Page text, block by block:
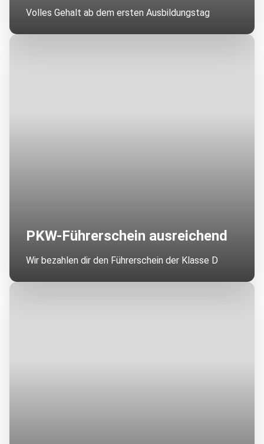
Volles Gehalt ab dem ersten Ausbildungstag
PKW-Führerschein ausreichend
Wir bezahlen dir den Führerschein der Klasse D